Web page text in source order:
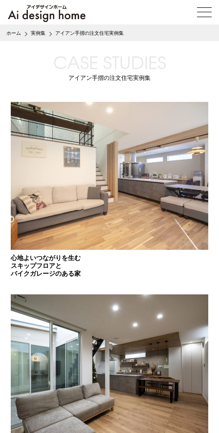
メ
ニ
ホーム 実例集 アイアン手摺の注文住宅実例集
CASE STUDIES
アイアン手摺の注文住宅実例集
心地よいつながりを生む
スキップフロアと
バイクガレージのある家